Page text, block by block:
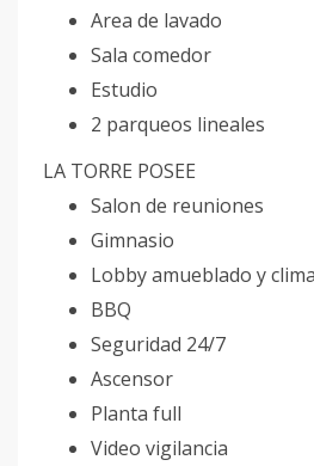
Area de lavado
Sala comedor
Estudio
2 parqueos lineales
LA TORRE POSEE
Salon de reuniones
Gimnasio
Lobby amueblado y
BBQ
Seguridad 24/7
Ascensor
Planta full
Video vigilancia